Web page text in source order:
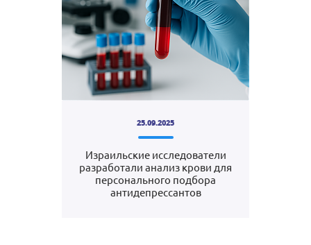
25.09.2025
Израильские исследователи
разработали анализ крови для
персонального подбора
антидепрессантов